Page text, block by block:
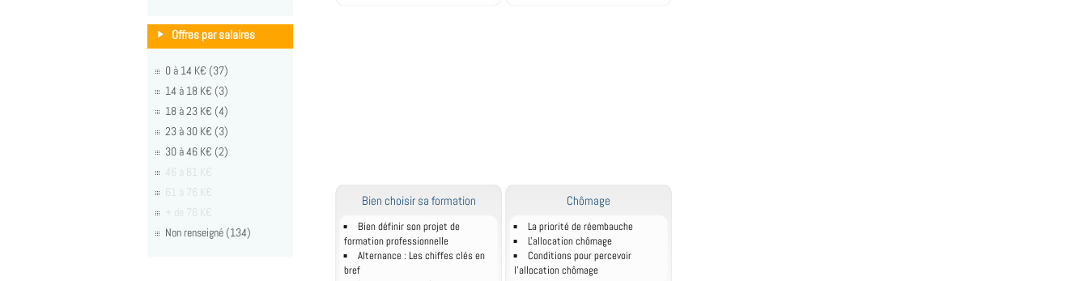
Offres par salaires
0 à 14 K€ (37)
14 à 18 K€ (3)
18 à 23 K€ (4)
23 à 30 K€ (3)
30 à 46 K€ (2)
46 à 61 K€
61 à 76 K€
+ de 76 K€
Non renseigné (134)
Bien choisir sa formation
Bien définir son projet de
formation professionnelle
Alternance : Les chiffes clés en
bref
Chômage
La priorité de réembauche
L'allocation chômage
Conditions pour percevoir
l'allocation chômage